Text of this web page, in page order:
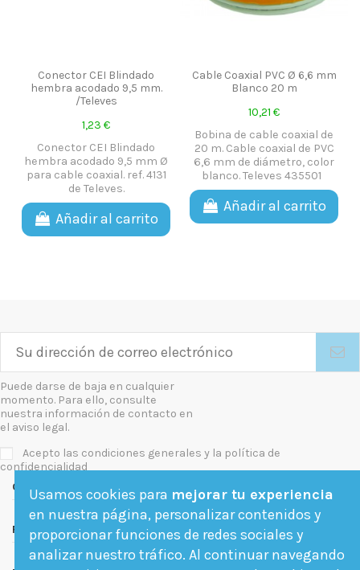
Conector CEI Blindado
hembra acodado 9,5 mm.
/Televes
1,23 €
Conector CEI Blindado
hembra acodado 9,5 mm Ø
para cable coaxial. ref. 4131
de Televes.
Añadir al carrito
Cable Coaxial PVC Ø 6,6 mm
Blanco 20 m
10,21 €
Bobina de cable coaxial de
20 m. Cable coaxial de PVC
6,6 mm de diámetro, color
blanco. Televes 435501
Añadir al carrito
Puede darse de baja en cualquier
momento. Para ello, consulte
nuestra información de contacto en
el aviso legal.
Acepto las condiciones generales y la política de
confidencialidad
Contact us
Follow us
Usamos cookies para mejorar tu experiencia
en nuestra página, personalizar contenidos y
proporcionar funciones de redes sociales y
analizar nuestro tráfico. Al continuar navegando